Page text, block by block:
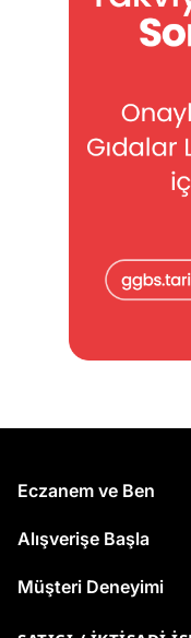
Eczanem ve Ben
Alışverişe Başla
Müşteri Deneyimi